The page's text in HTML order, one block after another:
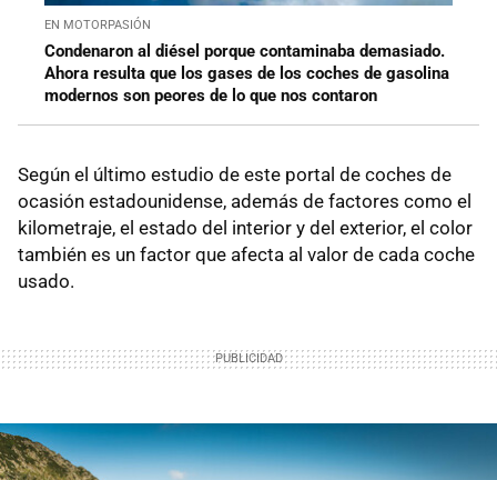
EN MOTORPASIÓN
Condenaron al diésel porque contaminaba demasiado.
Ahora resulta que los gases de los coches de gasolina
modernos son peores de lo que nos contaron
Según el último estudio de este portal de coches de
ocasión estadounidense, además de factores como el
kilometraje, el estado del interior y del exterior, el color
también es un factor que afecta al valor de cada coche
usado.